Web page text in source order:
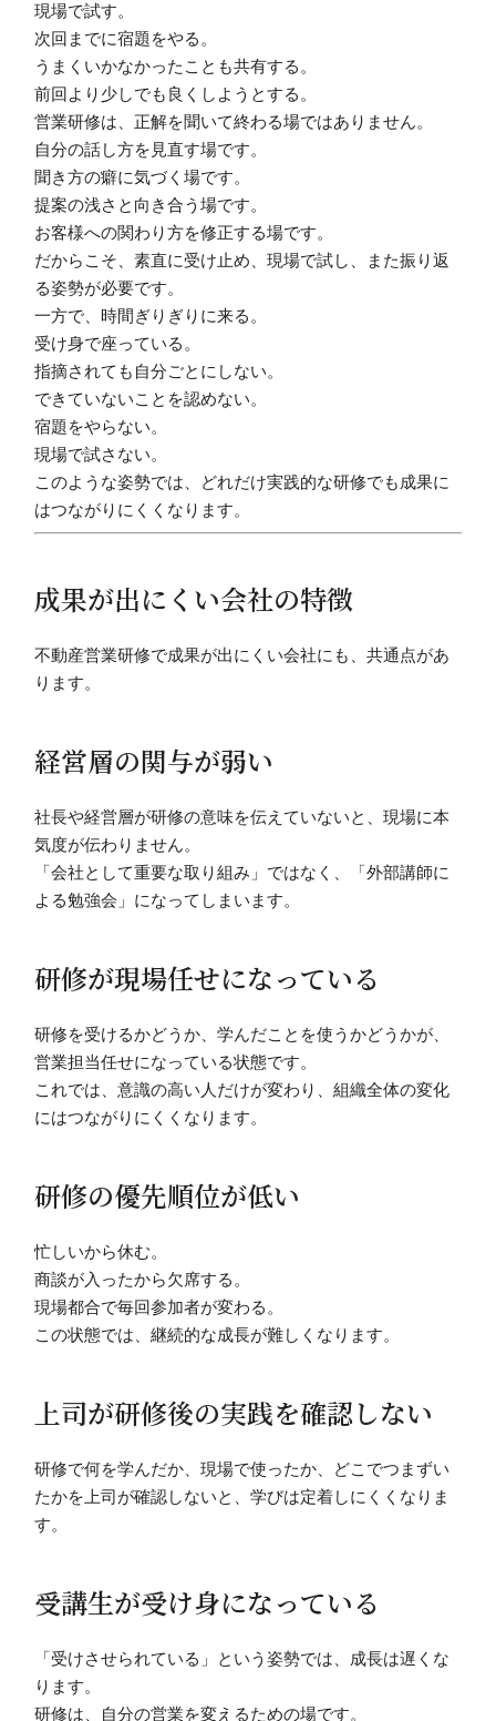
現場で試す。
次回までに宿題をやる。
うまくいかなかったことも共有する。
前回より少しでも良くしようとする。
営業研修は、正解を聞いて終わる場ではありません。
自分の話し方を見直す場です。
聞き方の癖に気づく場です。
提案の浅さと向き合う場です。
お客様への関わり方を修正する場です。
だからこそ、素直に受け止め、現場で試し、また振り返
る姿勢が必要です。
一方で、時間ぎりぎりに来る。
受け身で座っている。
指摘されても自分ごとにしない。
できていないことを認めない。
宿題をやらない。
現場で試さない。
このような姿勢では、どれだけ実践的な研修でも成果に
はつながりにくくなります。
成果が出にくい会社の特徴
不動産営業研修で成果が出にくい会社にも、共通点があ
ります。
経営層の関与が弱い
社長や経営層が研修の意味を伝えていないと、現場に本
気度が伝わりません。
「会社として重要な取り組み」ではなく、「外部講師に
よる勉強会」になってしまいます。
研修が現場任せになっている
研修を受けるかどうか、学んだことを使うかどうかが、
営業担当任せになっている状態です。
これでは、意識の高い人だけが変わり、組織全体の変化
にはつながりにくくなります。
研修の優先順位が低い
忙しいから休む。
商談が入ったから欠席する。
現場都合で毎回参加者が変わる。
この状態では、継続的な成長が難しくなります。
上司が研修後の実践を確認しない
研修で何を学んだか、現場で使ったか、どこでつまずい
たかを上司が確認しないと、学びは定着しにくくなりま
す。
受講生が受け身になっている
「受けさせられている」という姿勢では、成長は遅くな
ります。
研修は、自分の営業を変えるための場です。